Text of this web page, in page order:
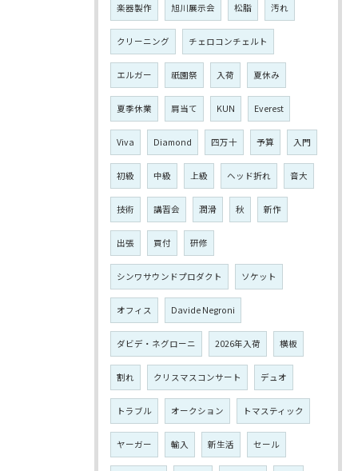
楽器製作 旭川展示会 松脂 汚れ
クリーニング チェロコンチェルト
エルガー 祇園祭 入荷 夏休み
夏季休業 肩当て KUN Everest
Viva Diamond 四万十 予算 入門
初級 中級 上級 ヘッド折れ 音大
技術 講習会 潤滑 秋 新作
出張 買付 研修
シンワサウンドプロダクト ソケット
オフィス Davide Negroni
ダビデ・ネグローニ 2026年入荷 横板
割れ クリスマスコンサート デュオ
トラブル オークション トマスティック
ヤーガー 輸入 新生活 セール